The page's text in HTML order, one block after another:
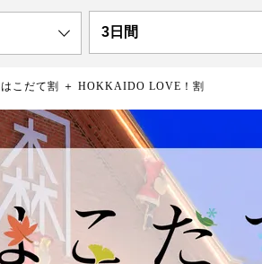
3日間
はこだて割 ＋ HOKKAIDO LOVE！割